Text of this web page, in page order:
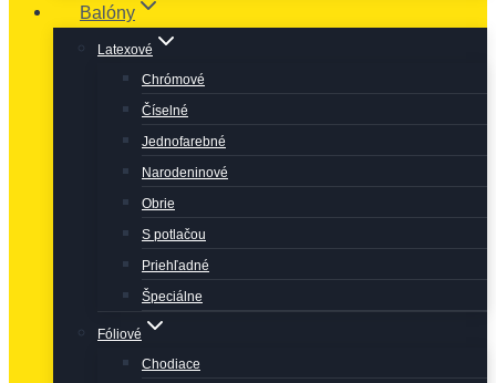
Balóny
Latexové
Chrómové
Číselné
Jednofarebné
Narodeninové
Obrie
S potlačou
Priehľadné
Špeciálne
Fóliové
Chodiace